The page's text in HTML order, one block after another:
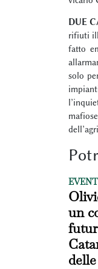
DUE
rifiuti
fatto
solo
un